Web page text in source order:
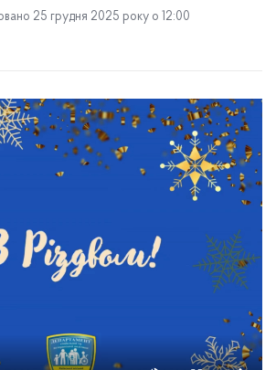
25 грудня 2025 року о 12:00